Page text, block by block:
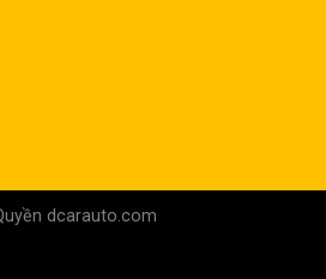
dcarauto.com